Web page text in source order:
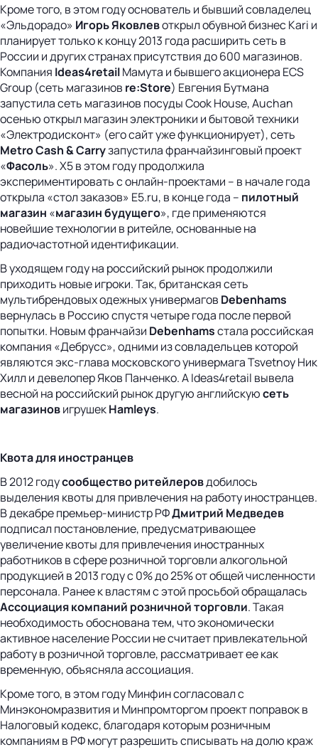
Кроме того, в этом году основатель и бывший совладелец
«Эльдорадо» Игорь Яковлевоткрыл обувной бизнес Kari и
планирует только к концу 2013 года расширить сеть в
России и других странах присутствия до 600 магазинов.
Компания Ideas4retailМамута и бывшего акционера ECS
Group (сеть магазинов re:Store) Евгения Бутмана
запустила сеть магазинов посуды Cook House, Auchan
осенью открыл магазин электроники и бытовой техники
«Электродисконт» (его сайт уже функционирует), сеть
Metro Cash & Carryзапустила франчайзинговый проект
«Фасоль». Х5 в этом году продолжила
экспериментировать с онлайн-проектами – в начале года
открыла «стол заказов» Е5.ru, в конце года – пилотный
магазин «магазин будущего», где применяются
новейшие технологии в ритейле, основанные на
радиочастотной идентификации.
В уходящем году на российский рынок продолжили
приходить новые игроки. Так, британская сеть
мультибрендовых одежных универмагов Debenhams
вернулась в Россию спустя четыре года после первой
попытки. Новым франчайзи Debenhamsстала российская
компания «Дебрусс», одними из совладельцев которой
являются экс-глава московского универмага Tsvetnoy Ник
Хилл и девелопер Яков Панченко. А Ideas4retail вывела
весной на российский рынок другую английскуюсеть
магазиновигрушекHamleys.
Квота для иностранцев
В 2012 годусообщество ритейлеровдобилось
выделения квоты для привлечения на работу иностранцев.
В декабре премьер-министр РФДмитрий Медведев
подписал постановление, предусматривающее
увеличение квоты для привлечения иностранных
работников в сфере розничной торговли алкогольной
продукцией в 2013 году с 0% до 25% от общей численности
персонала. Ранее к властям с этой просьбой обращалась
Ассоциация компаний розничной торговли. Такая
необходимость обоснована тем, что экономически
активное население России не считает привлекательной
работу в розничной торговле, рассматривает ее как
временную, объясняла ассоциация.
Кроме того, в этом году Минфин согласовал с
Минэкономразвития и Минпромторгом проект поправок в
Налоговый кодекс, благодаря которым розничным
компаниям в РФ могут разрешить списывать на долю краж